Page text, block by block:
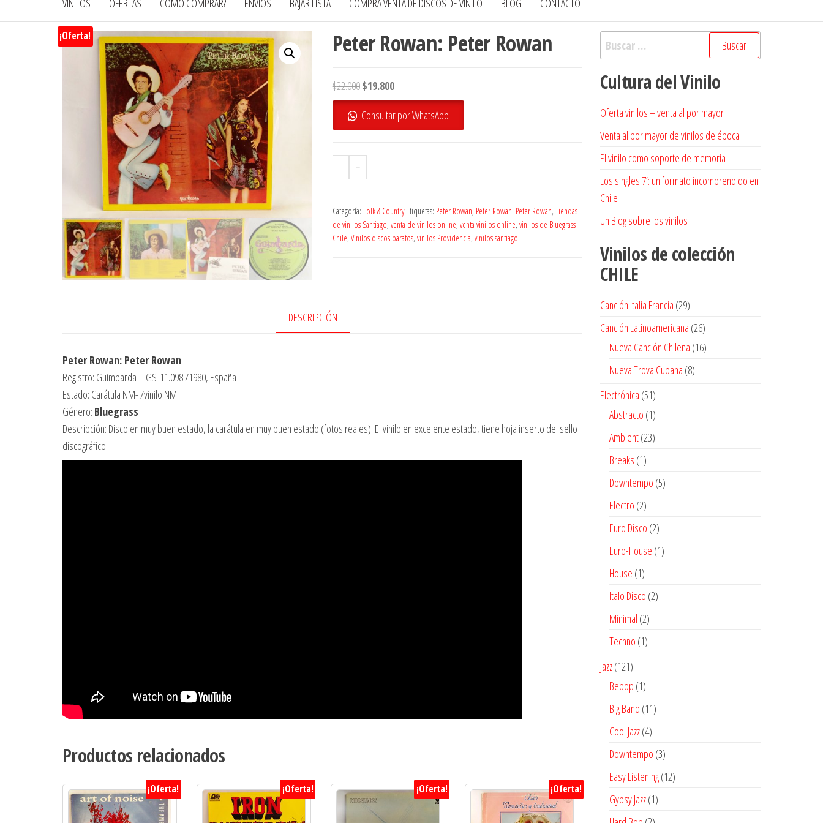
VINILOS OFERTAS CÓMO COMPRAR? ENVÍOS BAJAR LISTA COMPRA VENTA DE DISCOS DE VINILO BLOG CONTACTO
¡Oferta! Peter Rowan: Peter Rowan
$22.000El
precio
original
$22.000.
$19.800El
precio
actual
Consultar por WhatsApp
- +
Categoría: Folk & Country Etiquetas: Peter Rowan, Peter Rowan: Peter Rowan, Tiendas
de vinilos Santiago, venta de vinilos online, venta vinilos online, vinilos de Bluegrass
Chile, Vinilos discos baratos, vinilos Providencia, vinilos santiago
DESCRIPCIÓN
Peter Rowan: Peter Rowan
Registro: Guimbarda – GS-11.098 /1980, España
Estado: Carátula NM- /vinilo NM
Género: Bluegrass
Descripción: Disco en muy buen estado, la carátula en muy buen estado (fotos reales). El vinilo en excelente estado, tiene hoja inserto del sello
discográfico.
Productos relacionados
¡Oferta! ¡Oferta! ¡Oferta! ¡Oferta!
Buscar:
Cultura del Vinilo
Oferta vinilos – venta al por mayor
Venta al por mayor de vinilos de época
El vinilo como soporte de memoria
Los singles 7’: un formato incomprendido en
Chile
Un Blog sobre los vinilos
Vinilos de colección
CHILE
Canción Italia Francia 2929
productos
Canción Latinoamericana 2626
productos
Nueva Canción Chilena 1616
Nueva Trova Cubana 88
Electrónica 5151
productos
Abstracto 11
producto
Ambient 2323
Breaks 11
producto
Downtempo 55
Electro 22
productos
Euro Disco 22
productos
Euro-House 11
House 11
producto
Italo Disco 22
Minimal 22
productos
Techno 11
Jazz 121121
productos
Bebop 11
producto
Big Band 1111
Cool Jazz 44
productos
Downtempo 33
productos
Easy Listening 1212
Gypsy Jazz 11